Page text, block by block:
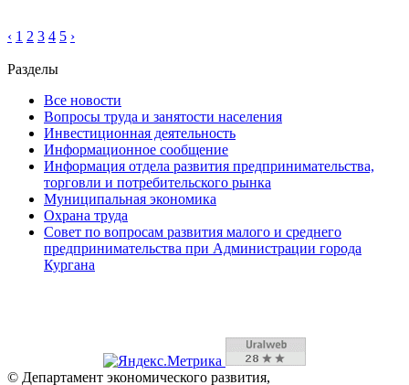
‹ 1 2 3 4 5 ›
Разделы
Все новости
Вопросы труда и занятости населения
Инвестиционная деятельность
Информационное сообщение
Информация отдела развития предпринимательства,
торговли и потребительского рынка
Муниципальная экономика
Охрана труда
Совет по вопросам развития малого и среднего
предпринимательства при Администрации города
Кургана
© Департамент экономического развития,